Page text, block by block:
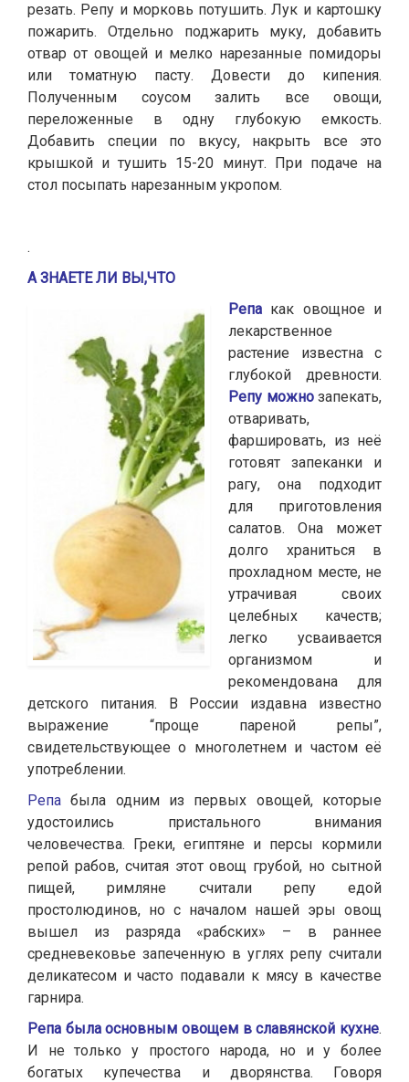
резать. Репу и морковь потушить. Лук и картошку
пожарить. Отдельно поджарить муку, добавить
отвар от овощей и мелко нарезанные помидоры
или томатную пасту. Довести до кипения.
Полученным соусом залить все овощи,
переложенные в одну глубокую емкость.
Добавить специи по вкусу, накрыть все это
крышкой и тушить 15-20 минут. При подаче на
стол посыпать нарезанным укропом.
.
А ЗНАЕТЕ ЛИ ВЫ,ЧТО
Репа как овощное и
лекарственное
растение известна с
глубокой древности.
Репу можнозапекать,
отваривать,
фаршировать, из неё
готовят запеканки и
рагу, она подходит
для приготовления
салатов. Она может
долго храниться в
прохладном месте, не
утрачивая своих
целебных качеств;
легко усваивается
организмом и
рекомендована для
детского питания. В России издавна известно
выражение “проще пареной репы”,
свидетельствующее о многолетнем и частом её
употреблении.
Репа была одним из первых овощей, которые
удостоились пристального внимания
человечества. Греки, египтяне и персы кормили
репой рабов, считая этот овощ грубой, но сытной
пищей, римляне считали репу едой
простолюдинов, но с началом нашей эры овощ
вышел из разряда «рабских» – в раннее
средневековье запеченную в углях репу считали
деликатесом и часто подавали к мясу в качестве
гарнира.
Репа была основным овощем в славянской кухне.
И не только у простого народа, но и у более
богатых купечества и дворянства. Говоря